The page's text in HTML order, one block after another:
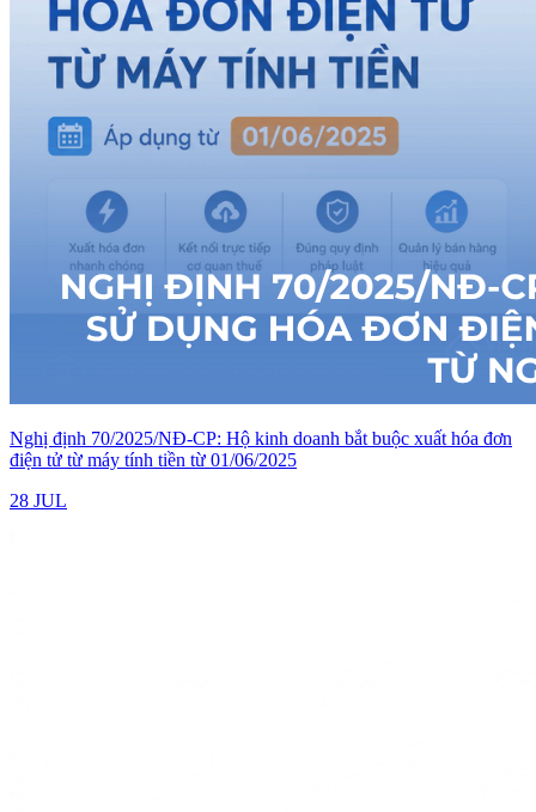
Nghị định 70/2025/NĐ-CP: Hộ kinh doanh bắt buộc xuất hóa đơn
điện tử từ máy tính tiền từ 01/06/2025
28 JUL